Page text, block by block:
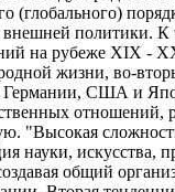
(глобального)
политики.
на рубеже XIX -
жизни, во-
Германии, США и
"Высокая
науки, искусства,
общий